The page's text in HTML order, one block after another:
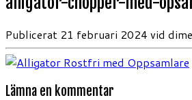
Publicerat 21 februari 2024 vid
Lämna en kommentar